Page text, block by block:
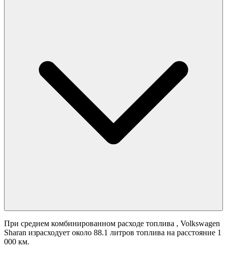
При среднем комбинированном расходе топлива , Volkswagen
Sharan израсходует около 88.1 литров топлива на расстояние 1
000 км.